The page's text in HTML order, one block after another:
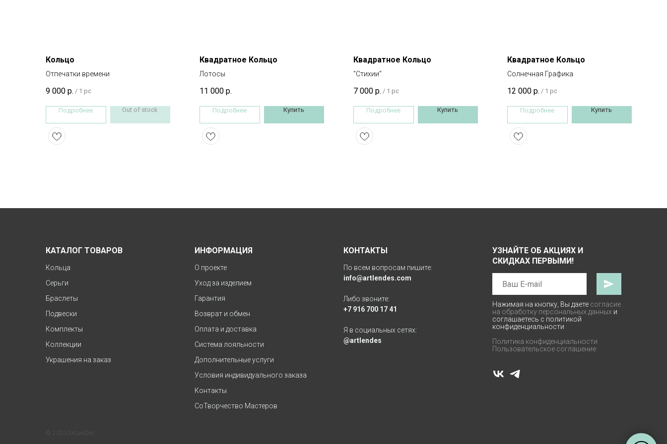
Кольцо
Отпечатки времени
9 000 р. / 1 pc
Подробнее Out of stock
Квадратное Кольцо
Лотосы
11 000 р.
Подробнее Купить
Квадратное Кольцо
"Стихии"
7 000 р. / 1 pc
Подробнее Купить
Квадратное Кольцо
Солнечная Графика
12 000 р. / 1 pc
Подробнее Купить
КАТАЛОГ ТОВАРОВ
Кольца
Серьги
Браслеты
Подвески
Комплекты
Коллекции
Украшения на заказ
ИНФОРМАЦИЯ
О проекте
Уход за изделием
Гарантия
Возврат и обмен
Оплата и доставка
Система лояльности
Дополнительные услуги
Условия индивидуального заказа
Контакты
СоТворчество Мастеров
КОНТАКТЫ
По всем вопросам пишите:
info@artlendes.com
Либо звоните:
+7 916 700 17 41
Я в социальных сетях:
@artlendes
УЗНАЙТЕ ОБ АКЦИЯХ И
СКИДКАХ ПЕРВЫМИ!
Нажимая на кнопку, Вы даете согласие
на обработку персональных данных и
соглашаетесь с политикой
конфиденциальности
Политика конфиденциальности
Пользовательское соглашение
© 2020 ArtLenDes